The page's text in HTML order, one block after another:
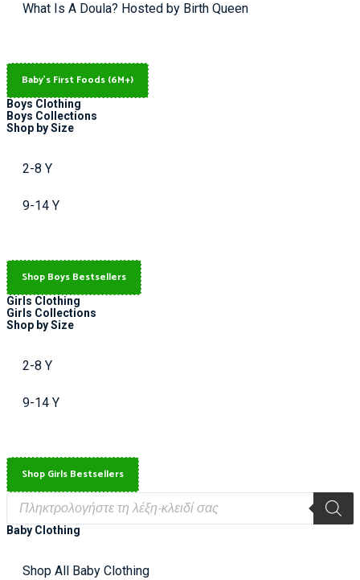
What Is A Doula? Hosted by Birth Queen
Baby's First Foods (6M+)
Boys Clothing
Boys Collections
Shop by Size
2-8 Y
9-14 Y
Shop Boys Bestsellers
Girls Clothing
Girls Collections
Shop by Size
2-8 Y
9-14 Y
Shop Girls Bestsellers
Baby Clothing
Shop All Baby Clothing